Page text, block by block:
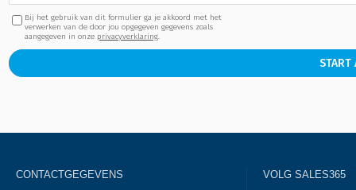
Bij het gebruik van dit formulier ga je akkoord met het
verwerken van de door jou opgegeven gegevens zoals
aangegeven in onze privacyverklaring.
START
CONTACTGEGEVENS
VOLG SALES365